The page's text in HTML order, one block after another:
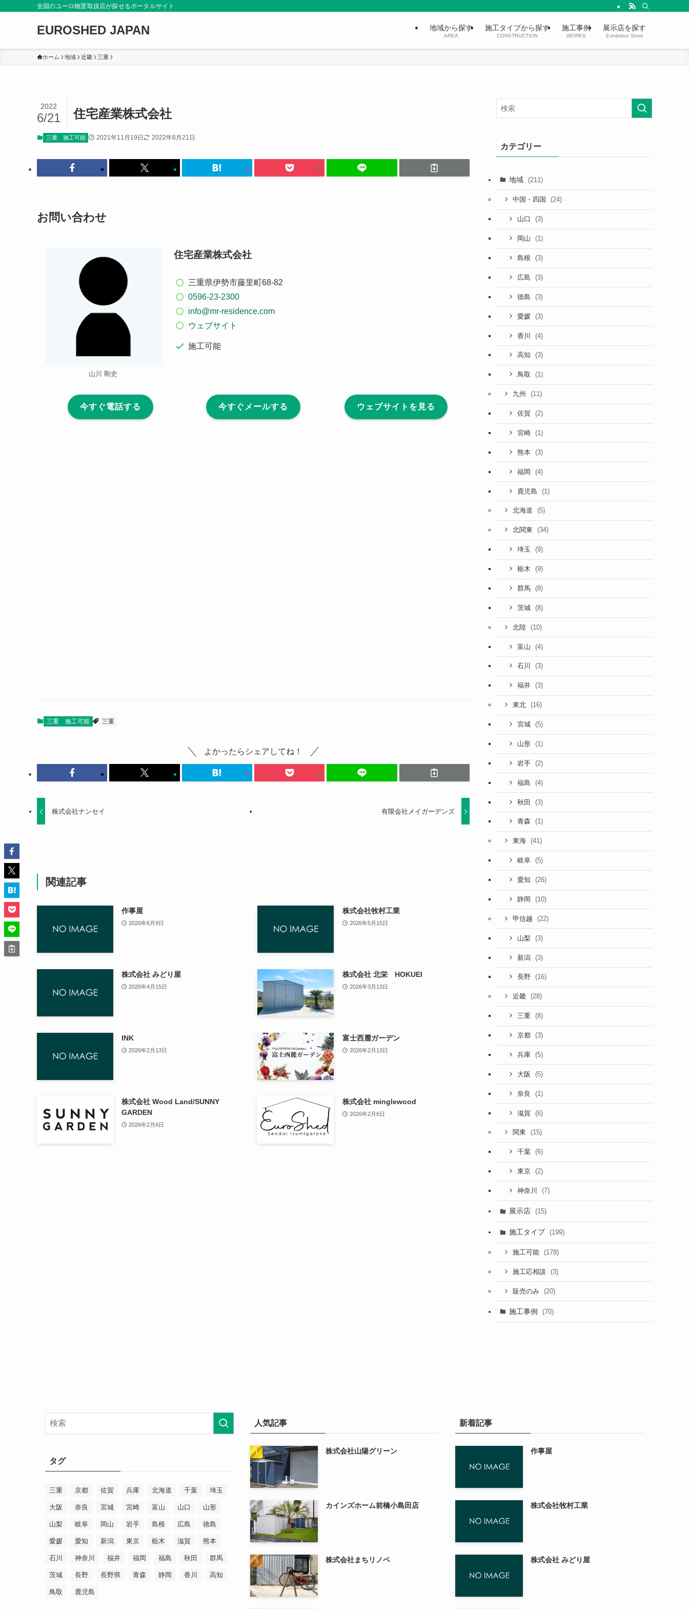
全国のユーロ物置取扱店が探せるポータルサイト
EUROSHED JAPAN 地域から探す
AREA
施工タイプから探す
CONSTRUCTION
施工事例
WORKS
展示店を探す
Exhibition Store
ホーム 地域 近畿 三重
住宅産業株式会社
2022
6/21
三重 施工可能 2021年11月19日 2022年6月21日
お問い合わせ
山川 剛史
住宅産業株式会社
三重県伊勢市藤里町68-82
0596-23-2300
info@mr-residence.com
ウェブサイト
施工可能
今すぐ電話する 今すぐメールする ウェブサイトを見る
三重 施工可能 三重
よかったらシェアしてね！
株式会社ナンセイ 有限会社メイガーデンズ
関連記事
作事屋
2026年6月9日
株式会社牧村工業
2026年5月15日
株式会社 みどり屋
2026年4月15日
株式会社 北栄 HOKUEI
2026年3月13日
INK
2026年2月13日
富士西麓ガーデン
2026年2月13日
株式会社 Wood Land/SUNNY
GARDEN
2026年2月6日
株式会社 minglewood
2026年2月6日
カテゴリー
地域 (211)
中国・四国 (24)
山口 (3)
岡山 (1)
島根 (3)
広島 (3)
徳島 (3)
愛媛 (3)
香川 (4)
高知 (3)
鳥取 (1)
九州 (11)
佐賀 (2)
宮崎 (1)
熊本 (3)
福岡 (4)
鹿児島 (1)
北海道 (5)
北関東 (34)
埼玉 (9)
栃木 (9)
群馬 (8)
茨城 (8)
北陸 (10)
富山 (4)
石川 (3)
福井 (3)
東北 (16)
宮城 (5)
山形 (1)
岩手 (2)
福島 (4)
秋田 (3)
青森 (1)
東海 (41)
岐阜 (5)
愛知 (26)
静岡 (10)
甲信越 (22)
山梨 (3)
新潟 (3)
長野 (16)
近畿 (28)
三重 (8)
京都 (3)
兵庫 (5)
大阪 (5)
奈良 (1)
滋賀 (6)
関東 (15)
千葉 (6)
東京 (2)
神奈川 (7)
展示店 (15)
施工タイプ (199)
施工可能 (178)
施工応相談 (3)
販売のみ (20)
施工事例 (70)
タグ
三重 京都 佐賀 兵庫 北海道 千葉 埼玉
大阪 奈良 宮城 宮崎 富山 山口 山形
山梨 岐阜 岡山 岩手 島根 広島 徳島
愛媛 愛知 新潟 東京 栃木 滋賀 熊本
石川 神奈川 福井 福岡 福島 秋田 群馬
茨城 長野 長野県 青森 静岡 香川 高知
鳥取 鹿児島
人気記事
株式会社山陽グリーン
カインズホーム前橋小島田店
株式会社まちリノベ
新着記事
作事屋
株式会社牧村工業
株式会社 みどり屋